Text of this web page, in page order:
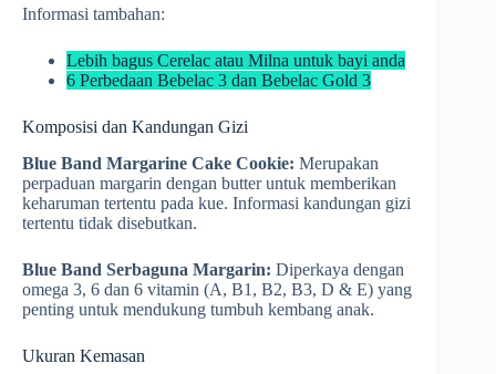
Informasi tambahan:
Lebih bagus Cerelac atau Milna untuk bayi anda
6 Perbedaan Bebelac 3 dan Bebelac Gold 3
Komposisi dan Kandungan Gizi
Blue Band Margarine Cake Cookie: Merupakan
perpaduan margarin dengan butter untuk memberikan
keharuman tertentu pada kue. Informasi kandungan gizi
tertentu tidak disebutkan.
Blue Band Serbaguna Margarin: Diperkaya dengan
omega 3, 6 dan 6 vitamin (A, B1, B2, B3, D & E) yang
penting untuk mendukung tumbuh kembang anak.
Ukuran Kemasan